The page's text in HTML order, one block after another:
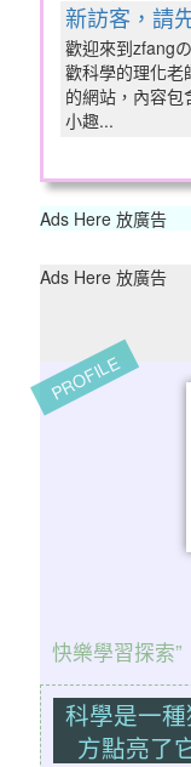
新訪客，請
歡迎來到zfang
歡科學的理化老
的網站，內容包
小趣...
Ads Here 放廣告
Ads Here 放廣告
PROFILE
快樂學習探索”
科學是一
方點亮了